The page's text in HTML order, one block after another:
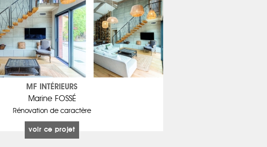
MF INTÉRIEURS
Marine FOSSÉ
Rénovation de caractère
voir ce projet